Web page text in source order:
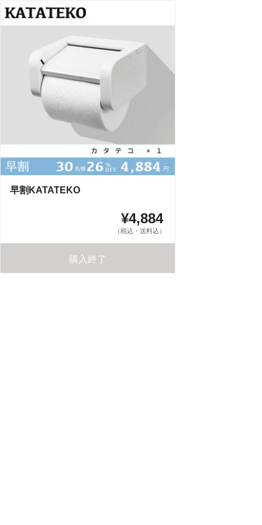
早割KATATEKO
¥4,884
（税込・送料込）
購入終了